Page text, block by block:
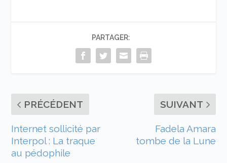
PARTAGER:
PRÉCÉDENT
Internet sollicité par
Interpol : La traque
au pédophile
SUIVANT
Fadela Amara
tombe de la Lune